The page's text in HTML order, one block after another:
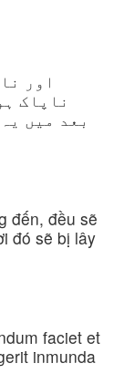
اور
ناپاک
بعد میں
đến, đều sẽ
đó sẽ bị lây
faciet et
inmunda